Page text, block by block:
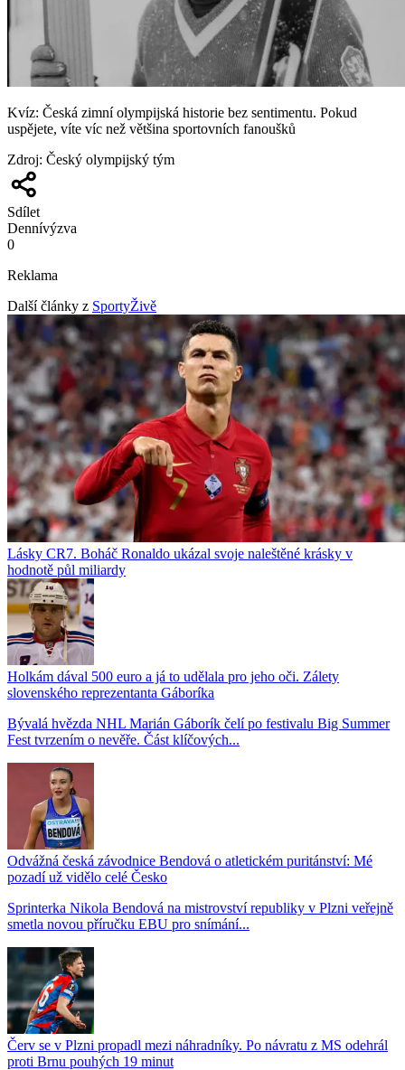
Kvíz: Česká zimní olympijská historie bez sentimentu. Pokud
uspějete, víte víc než většina sportovních fanoušků
Zdroj: Český olympijský tým
Sdílet
Dennívýzva
0
Reklama
Další články z SportyŽivě
Lásky CR7. Boháč Ronaldo ukázal svoje naleštěné krásky v
hodnotě půl miliardy
Holkám dával 500 euro a já to udělala pro jeho oči. Zálety
slovenského reprezentanta Gáboríka
Bývalá hvězda NHL Marián Gáborík čelí po festivalu Big Summer
Fest tvrzením o nevěře. Část klíčových...
Odvážná česká závodnice Bendová o atletickém puritánství: Mé
pozadí už vidělo celé Česko
Sprinterka Nikola Bendová na mistrovství republiky v Plzni veřejně
smetla novou příručku EBU pro snímání...
Červ se v Plzni propadl mezi náhradníky. Po návratu z MS odehrál
proti Brnu pouhých 19 minut